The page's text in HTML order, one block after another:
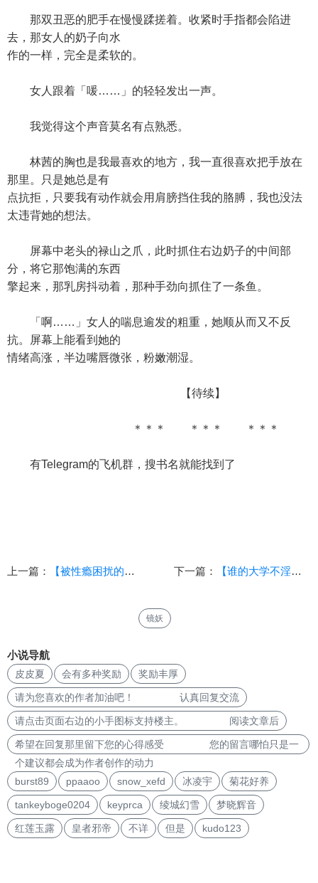
那双丑恶的肥手在慢慢蹂搓着。收紧时手指都会陷进
去，那女人的奶子向水
作的一样，完全是柔软的。
女人跟着「喛……」的轻轻发出一声。
我觉得这个声音莫名有点熟悉。
林茜的胸也是我最喜欢的地方，我一直很喜欢把手放在
那里。只是她总是有
点抗拒，只要我有动作就会用肩膀挡住我的胳膊，我也没法
太违背她的想法。
屏幕中老头的禄山之爪，此时抓住右边奶子的中间部
分，将它那饱满的东西
擎起来，那乳房抖动着，那种手劲向抓住了一条鱼。
「啊……」女人的喘息逾发的粗重，她顺从而又不反
抗。屏幕上能看到她的
情绪高涨，半边嘴唇微张，粉嫩潮湿。
【待续】
＊＊＊ ＊＊＊ ＊＊＊
有Telegram的飞机群，搜书名就能找到了
上一篇： 【被性瘾困扰的美人，怎么可能安分守己】【3】（长篇剧情向） 下一篇： 【谁的大学不淫荡？】（86）（校园，乱伦，后宫，青春）
镜妖
小说导航
皮皮夏 会有多种奖励 奖励丰厚
请为您喜欢的作者加油吧！ 认真回复交流
请点击页面右边的小手图标支持楼主。 阅读文章后
希望在回复那里留下您的心得感受 您的留言哪怕只是一
个建议都会成为作者创作的动力
burst89
ppaaoo snow_xefd 冰凌宇 菊花好养
tankeyboge0204 keyprca 绫城幻雪 梦晓辉音
红莲玉露 皇者邪帝 不详 但是 kudo123